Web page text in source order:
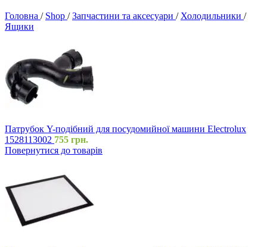
Головна / Shop / Запчастини та аксесуари / Холодильники /
Ящики
Патрубок Y-подібний для посудомийної машини Electrolux
1528113002 755 грн.
Повернутися до товарів